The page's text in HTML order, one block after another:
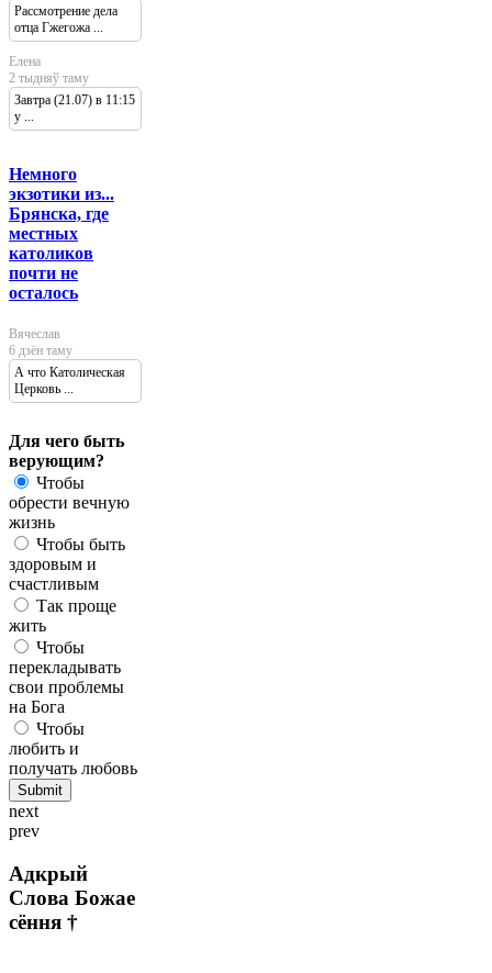
Рассмотрение дела
отца Гжегожа ...
Елена
2 тыдняў таму
Завтра (21.07) в 11:15
у ...
Немного
экзотики из...
Брянска, где
местных
католиков
почти не
осталось
Вячеслав
6 дзён таму
А что Католическая
Церковь ...
Для чего быть
верующим?
Чтобы
обрести вечную
жизнь
Чтобы быть
здоровым и
счастливым
Так проще
жить
Чтобы
перекладывать
свои проблемы
на Бога
Чтобы
любить и
получать любовь
next
prev
Адкрый
Слова Божае
сёння †